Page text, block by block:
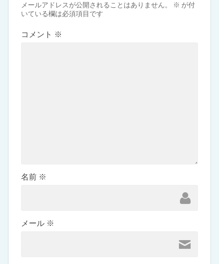
メールアドレスが公開されることはありません。 ※ が付
いている欄は必須項目です
コメント ※
名前 ※
メール ※